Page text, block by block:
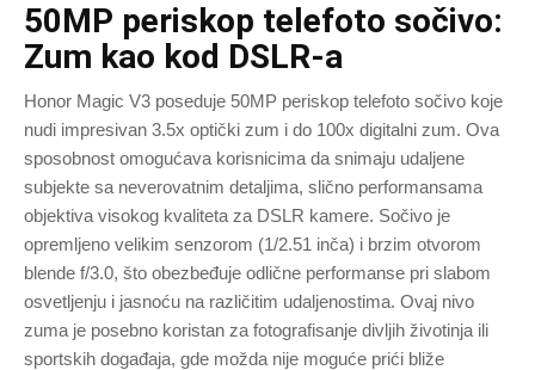
50MP periskop telefoto sočivo:
Zum kao kod DSLR-a
Honor Magic V3 poseduje 50MP periskop telefoto sočivo koje
nudi impresivan 3.5x optički zum i do 100x digitalni zum. Ova
sposobnost omogućava korisnicima da snimaju udaljene
subjekte sa neverovatnim detaljima, slično performansama
objektiva visokog kvaliteta za DSLR kamere. Sočivo je
opremljeno velikim senzorom (1/2.51 inča) i brzim otvorom
blende f/3.0, što obezbeđuje odlične performanse pri slabom
osvetljenju i jasnoću na različitim udaljenostima. Ovaj nivo
zuma je posebno koristan za fotografisanje divljih životinja ili
sportskih događaja, gde možda nije moguće prići bliže